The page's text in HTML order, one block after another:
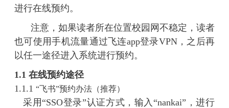
进行在线预约。
注意，如果读者所在位置校园网不稳定，读者
也可使用手机流量通过飞连app登录VPN，之后再
以任一途径进入系统进行预约。
1.1 在线预约途径
1.1.1 “飞书”预约办法（推荐）
采用“SSO登录”认证方式，输入 “nankai” ，进行